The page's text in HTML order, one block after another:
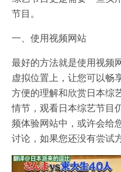
节目。
一、使用视频网站
最好的方法就是使用视频
虚拟位置上，让您可以畅
方便的理解和欣赏日本综
情节，观看日本综艺节目
频体验网站中，或许会给
讨论，如果您还没有尝试